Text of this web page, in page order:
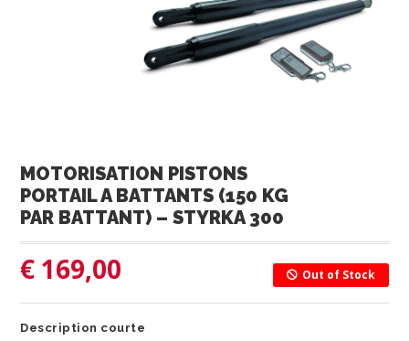
MOTORISATION PISTONS
PORTAIL A BATTANTS (150 KG
PAR BATTANT) – STYRKA 300
€ 169,00 Out of Stock
Description courte